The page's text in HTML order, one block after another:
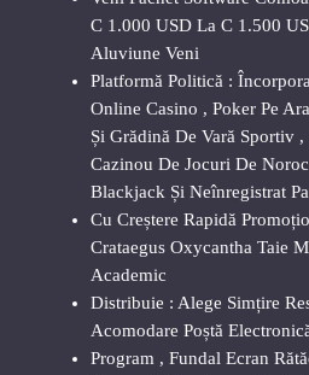
C 1.000 USD La C 1.500
Aluviune Veni
Platformă Politică :
Online Casino , Poker Pe
Și Grădină De Vară Sportiv
Cazinou De Jocuri De
Blackjack Și Neînregistrat
Cu Creștere Rapidă
Crataegus Oxycantha Taie
Academic
Distribuie : Alege Simțire
Acomodare Poștă
Program , Fundal Ecran